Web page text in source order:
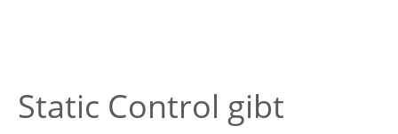
Static Control gibt